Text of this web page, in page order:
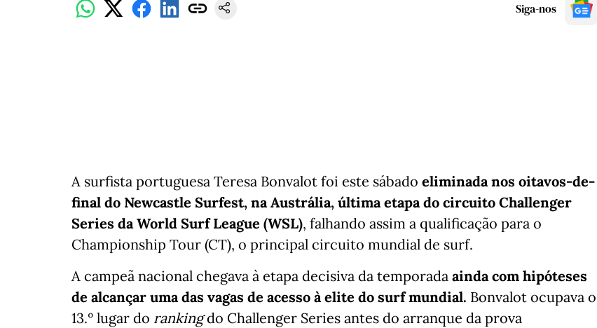
Siga-nos
A surfista portuguesa Teresa Bonvalot foi este sábado eliminada nos oitavos-de-
final do Newcastle Surfest, na Austrália, última etapa do circuito Challenger
Series da World Surf League (WSL), falhando assim a qualificação para o
Championship Tour (CT), o principal circuito mundial de surf.
A campeã nacional chegava à etapa decisiva da temporada ainda com hipóteses
de alcançar uma das vagas de acesso à elite do surf mundial. Bonvalot ocupava o
13.º lugar do rankingdo Challenger Series antes do arranque da prova